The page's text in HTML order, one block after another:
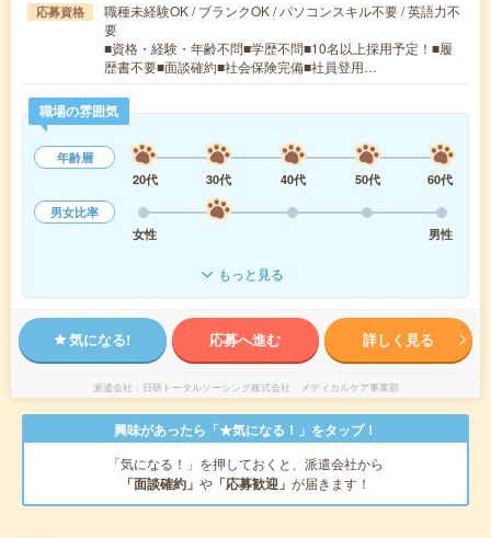
応募資格
職種未経験OK / ブランクOK / パソコンスキル不要 / 英語力不
要
■資格・経験・年齢不問■学歴不問■10名以上採用予定！■履
歴書不要■面談確約■社会保険完備■社員登用…
職場の雰囲気
年齢層
20代
30代 40代 50代
60代
男女比率
女性
男性
もっと見る
気になる! 応募へ進む 詳しく見る
派遣会社 日研トータルソーシング株式会社 メディカルケア事業部
興味があったら「★気になる！」をタップ！
「気になる！」を押しておくと、派遣会社から
「面談確約」 や 「応募歓迎」 が届きます！